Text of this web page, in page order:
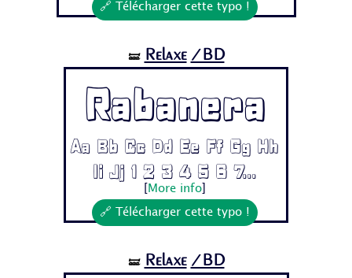
🔗 Télécharger cette typo !
🝛 Relaxe /BD
Rabanera
Aa Bb Cc Dd Ee Ff Gg Hh
Ii Jj 1 2 3 4 5 6 7...
More info]
🔗 Télécharger cette typo !
🝛 Relaxe /BD